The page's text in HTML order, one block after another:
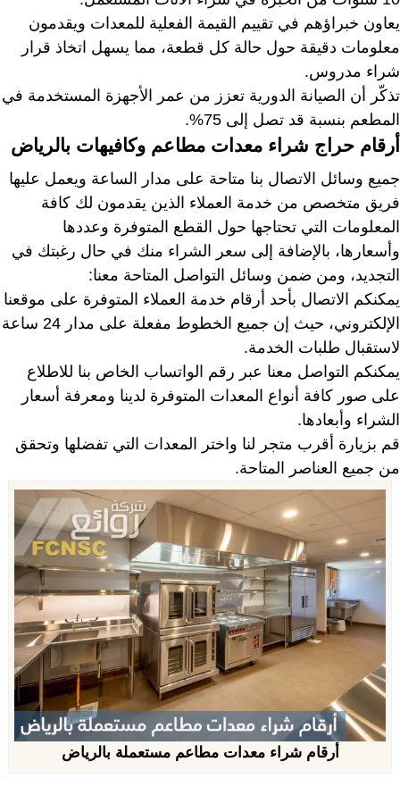
يعاون خبراؤهم في تقييم القيمة الفعلية للمعدات ويقدمون
معلومات دقيقة حول حالة كل قطعة، مما يسهل اتخاذ قرار
شراء مدروس.
تذكّر أن الصيانة الدورية تعزز من عمر الأجهزة المستخدمة في
المطعم بنسبة قد تصل إلى 75%.
أرقام حراج شراء معدات مطاعم وكافيهات بالرياض
جميع وسائل الاتصال بنا متاحة على مدار الساعة ويعمل عليها
فريق متخصص من خدمة العملاء الذين يقدمون لك كافة
المعلومات التي تحتاجها حول القطع المتوفرة وعددها
وأسعارها، بالإضافة إلى سعر الشراء منك في حال رغبتك في
التجديد، ومن ضمن وسائل التواصل المتاحة معنا:
يمكنكم الاتصال بأحد أرقام خدمة العملاء المتوفرة على موقعنا
الإلكتروني، حيث إن جميع الخطوط مفعلة على مدار 24 ساعة
لاستقبال طلبات الخدمة.
يمكنكم التواصل معنا عبر رقم الواتساب الخاص بنا للاطلاع
على صور كافة أنواع المعدات المتوفرة لدينا ومعرفة أسعار
الشراء وأبعادها.
قم بزيارة أقرب متجر لنا واختر المعدات التي تفضلها وتحقق
من جميع العناصر المتاحة.
أرقام شراء معدات مطاعم مستعملة بالرياض